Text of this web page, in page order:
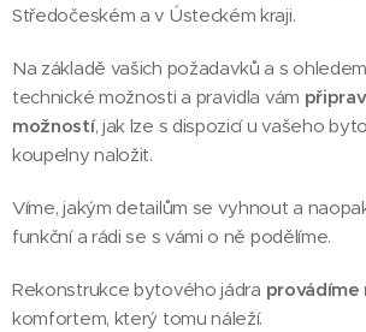
Středočeském a v Ústeckém kraji.
Na základě vašich požadavků a s
technické možnosti a pravidla vám
možností, jak lze s dispozicí u vašeho
koupelny naložit.
Víme, jakým detailům se vyhnout a
funkční a rádi se s vámi o ně podělíme.
Rekonstrukce bytového jádra provádíme
komfortem, který tomu náleží.